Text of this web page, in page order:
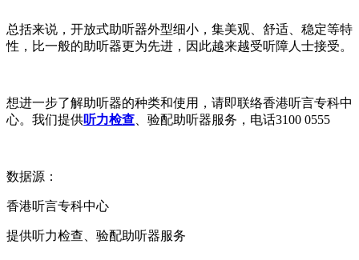
总括来说，开放式助听器外型细小，集美观、舒适、稳定等特
性，比一般的助听器更为先进，因此越来越受听障人士接受。
想进一步了解助听器的种类和使用，请即联络香港听言专科中
心。我们提供听力检查 、验配助听器服务，电话3100 0555
数据源：
香港听言专科中心
提供听力检查、验配助听器服务